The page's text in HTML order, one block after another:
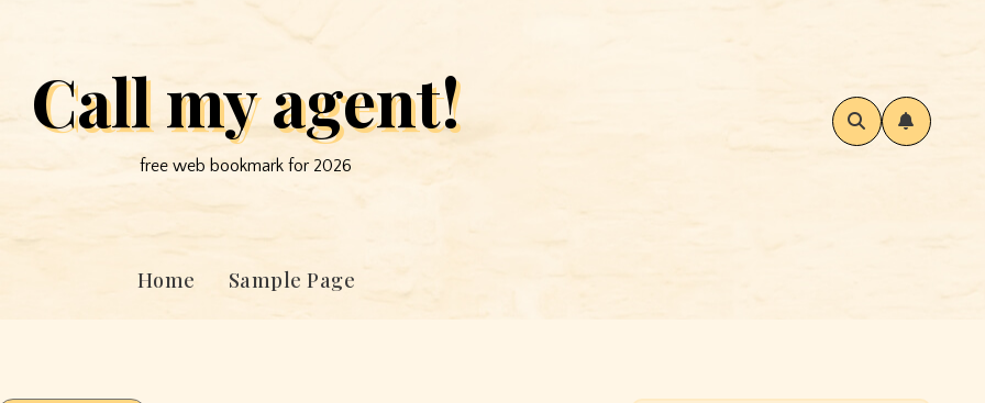
Call my agent!
free web bookmark for 2026
Home Sample Page